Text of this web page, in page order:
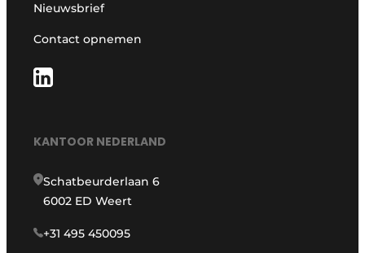
Nieuwsbrief
Contact opnemen
KANTOOR NEDERLAND
Schatbeurderlaan 6
6002 ED Weert
+31 495 450095